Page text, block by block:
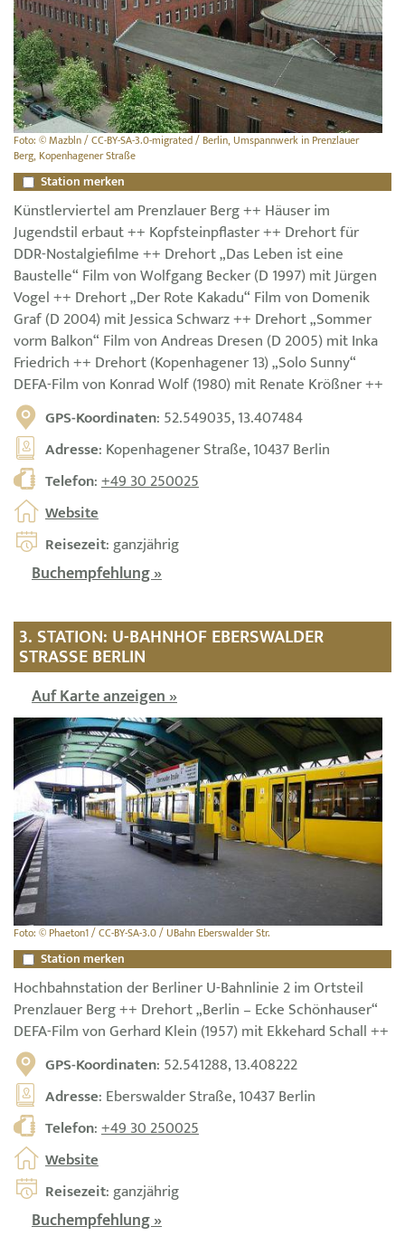
Foto: © Mazbln / CC-BY-SA-3.0-migrated / Berlin, Umspannwerk in Prenzlauer
Berg, Kopenhagener Straße
Station merken
Künstlerviertel am Prenzlauer Berg ++ Häuser im
Jugendstil erbaut ++ Kopfsteinpflaster ++ Drehort für
DDR-Nostalgiefilme ++ Drehort „Das Leben ist eine
Baustelle“ Film von Wolfgang Becker (D 1997) mit Jürgen
Vogel ++ Drehort „Der Rote Kakadu“ Film von Domenik
Graf (D 2004) mit Jessica Schwarz ++ Drehort „Sommer
vorm Balkon“ Film von Andreas Dresen (D 2005) mit Inka
Friedrich ++ Drehort (Kopenhagener 13) „Solo Sunny“
DEFA-Film von Konrad Wolf (1980) mit Renate Krößner ++
GPS-Koordinaten: 52.549035, 13.407484
Adresse: Kopenhagener Straße, 10437 Berlin
Telefon:+49 30 250025
Website
Reisezeit: ganzjährig
Buchempfehlung »
3. STATION: U-BAHNHOF EBERSWALDER
STRASSE BERLIN
Auf Karte anzeigen »
Foto: © Phaeton1 / CC-BY-SA-3.0 / UBahn Eberswalder Str.
Station merken
Hochbahnstation der Berliner U-Bahnlinie 2 im Ortsteil
Prenzlauer Berg ++ Drehort „Berlin – Ecke Schönhauser“
DEFA-Film von Gerhard Klein (1957) mit Ekkehard Schall ++
GPS-Koordinaten: 52.541288, 13.408222
Adresse: Eberswalder Straße, 10437 Berlin
Telefon:+49 30 250025
Website
Reisezeit: ganzjährig
Buchempfehlung »